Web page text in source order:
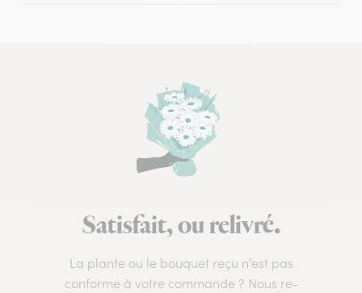
Satisfait, ou relivré.
La plante ou le bouquet reçu n’est pas
conforme à votre commande ? Nous re-